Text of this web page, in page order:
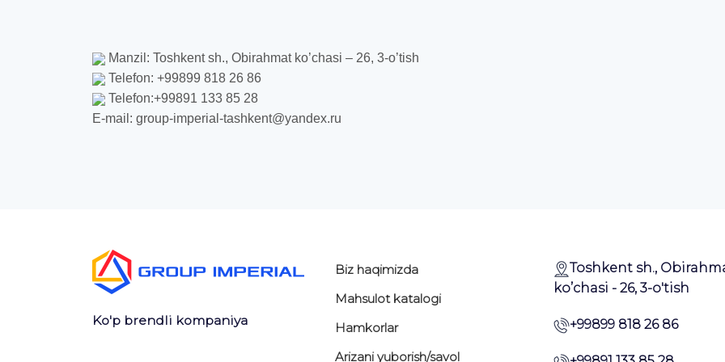
Manzil: Toshkent sh., Obirahmat ko’chasi – 26, 3-o’tish
Telefon: +99899 818 26 86
Telefon:+99891 133 85 28
E-mail: group-imperial-tashkent@yandex.ru
Ko'p brendli kompaniya
Biz haqimizda
Mahsulot katalogi
Hamkorlar
Arizani yuborish/savol
Toshkent sh.,
ko’chasi - 26, 3-o'tish
+99899 818 26 86